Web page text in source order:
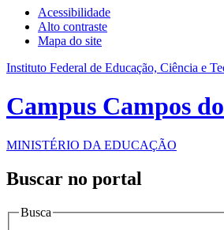
Acessibilidade
Alto contraste
Mapa do site
Instituto Federal de Educação, Ciência e
Campus Campos
MINISTÉRIO DA EDUCAÇÃO
Buscar no portal
Busca